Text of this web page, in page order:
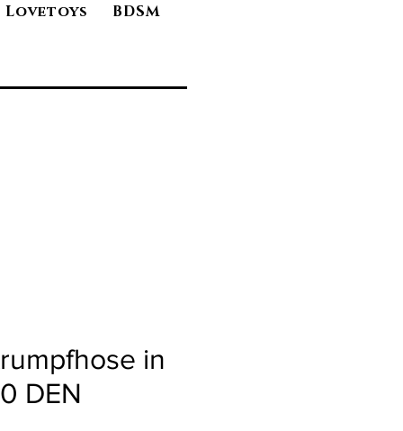
Lovetoys BDSM
in
DEN